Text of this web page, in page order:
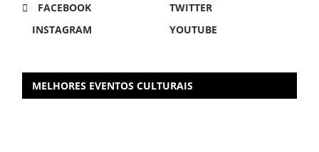
FACEBOOK
TWITTER
INSTAGRAM
YOUTUBE
MELHORES EVENTOS CULTURAIS